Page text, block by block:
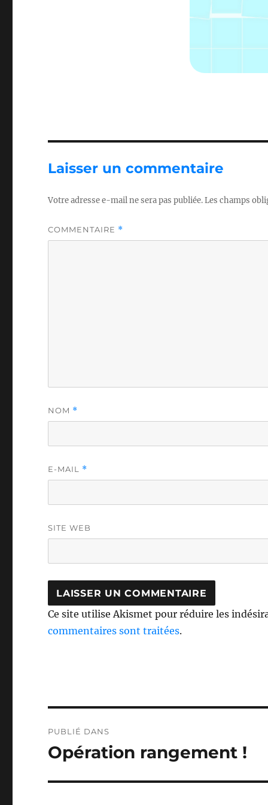
Laisser un commentaire
Votre adresse e-mail ne sera pas publiée.Les champs
COMMENTAIRE *
NOM *
E-MAIL *
SITE WEB
Ce site utilise Akismet pour réduire les
commentaires sont traitées.
de
l’article
PUBLIÉ DANS
Opération rangement !